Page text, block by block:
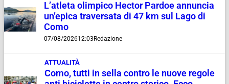
L’atleta olimpico Hector Pardoe annuncia
un’epica traversata di 47 km sul Lago di
Como
07/08/202612:03 Redazione
ATTUALITÀ
Como, tutti in sella contro le nuove regole